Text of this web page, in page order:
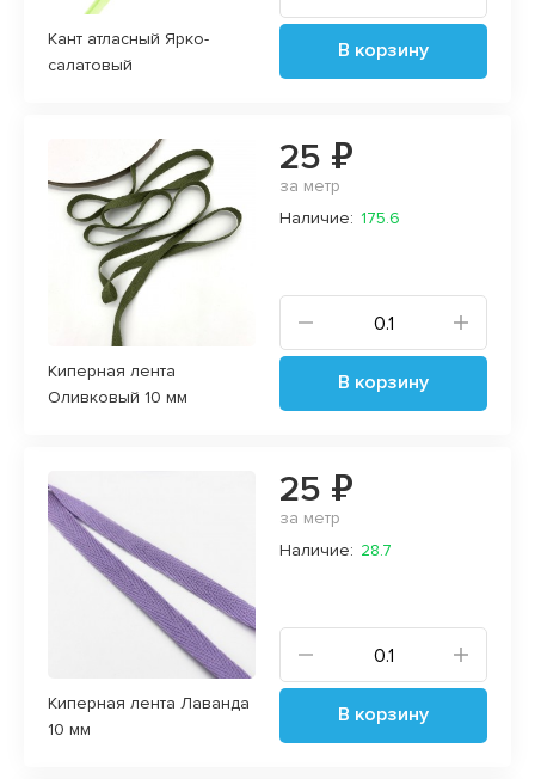
Кант атласный Ярко-
салатовый
В корзину
Киперная лента
Оливковый 10 мм
25 ₽
за метр
Наличие: 175.6
В корзину
Киперная лента Лаванда
10 мм
25 ₽
за метр
Наличие: 28.7
В корзину